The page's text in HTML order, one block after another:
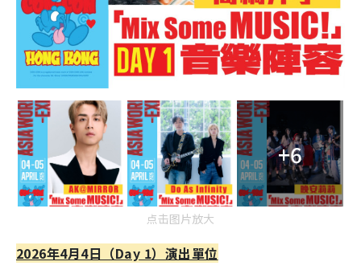
+6
点击图片放大
2026年4月4日（Day 1）演出單位